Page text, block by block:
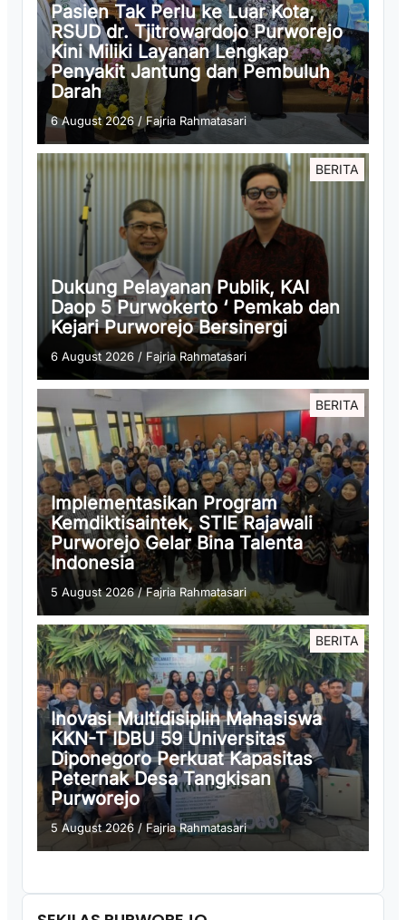
Pasien Tak Perlu ke Luar Kota,
RSUD dr. Tjitrowardojo Purworejo
Kini Miliki Layanan Lengkap
Penyakit Jantung dan Pembuluh
Darah
6 August 2026 /Fajria Rahmatasari
BERITA
Dukung Pelayanan Publik, KAI
Daop 5 Purwokerto ‘ Pemkab dan
Kejari Purworejo Bersinergi
6 August 2026 / Fajria Rahmatasari
BERITA
Implementasikan Program
Kemdiktisaintek, STIE Rajawali
Purworejo Gelar Bina Talenta
Indonesia
5 August 2026/Fajria Rahmatasari
BERITA
Inovasi Multidisiplin Mahasiswa
KKN-T IDBU 59 Universitas
Diponegoro Perkuat Kapasitas
Peternak Desa Tangkisan
Purworejo
5 August 2026 /Fajria Rahmatasari